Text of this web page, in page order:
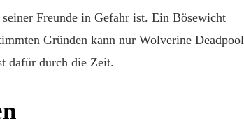
Freunde in Gefahr ist. Ein Bösewicht
Gründen kann nur Wolverine Deadpool
dafür durch die Zeit.